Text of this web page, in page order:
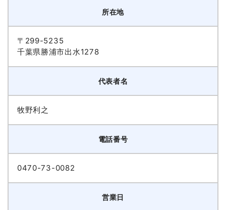
所在地
〒299-5235
千葉県勝浦市出水1278
代表者名
牧野利之
電話番号
0470-73-0082
営業日